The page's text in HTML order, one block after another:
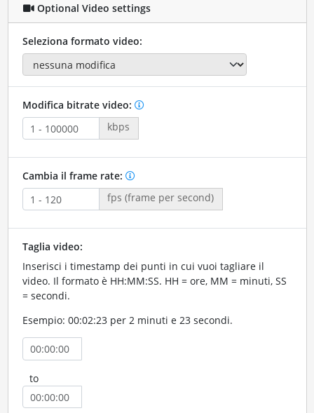
Optional Video settings
Seleziona formato video:
Modifica bitrate video:
kbps
Cambia il frame rate:
fps (frame per second)
Taglia video:
Inserisci i timestamp dei punti in cui vuoi tagliare il
video. Il formato è HH:MM:SS. HH = ore, MM = minuti, SS
= secondi.
Esempio: 00:02:23 per 2 minuti e 23 secondi.
to